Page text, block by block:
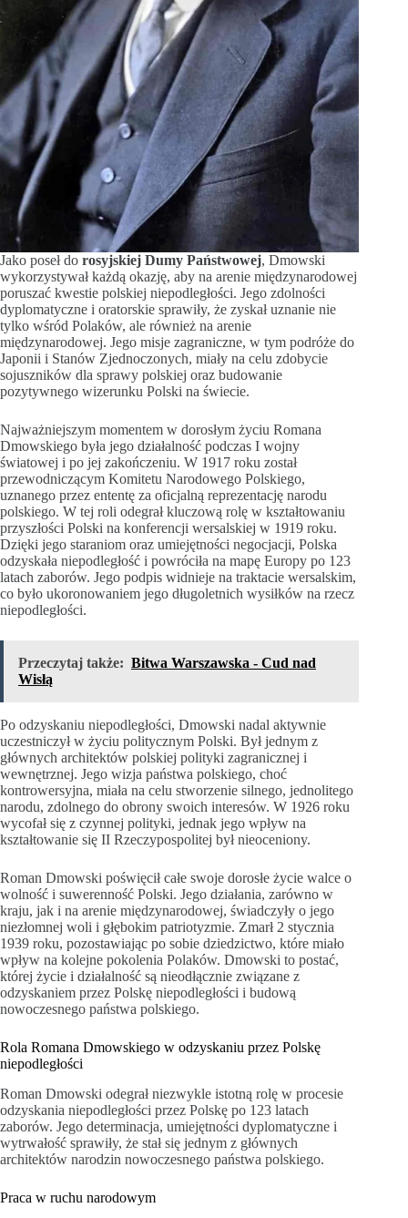
Jako poseł do rosyjskiej Dumy Państwowej, Dmowski
wykorzystywał każdą okazję, aby na arenie międzynarodowej
poruszać kwestie polskiej niepodległości. Jego zdolności
dyplomatyczne i oratorskie sprawiły, że zyskał uznanie nie
tylko wśród Polaków, ale również na arenie
międzynarodowej. Jego misje zagraniczne, w tym podróże do
Japonii i Stanów Zjednoczonych, miały na celu zdobycie
sojuszników dla sprawy polskiej oraz budowanie
pozytywnego wizerunku Polski na świecie.
Najważniejszym momentem w dorosłym życiu Romana
Dmowskiego była jego działalność podczas I wojny
światowej i po jej zakończeniu. W 1917 roku został
przewodniczącym Komitetu Narodowego Polskiego,
uznanego przez ententę za oficjalną reprezentację narodu
polskiego. W tej roli odegrał kluczową rolę w kształtowaniu
przyszłości Polski na konferencji wersalskiej w 1919 roku.
Dzięki jego staraniom oraz umiejętności negocjacji, Polska
odzyskała niepodległość i powróciła na mapę Europy po 123
latach zaborów. Jego podpis widnieje na traktacie wersalskim,
co było ukoronowaniem jego długoletnich wysiłków na rzecz
niepodległości.
Przeczytaj także: Bitwa Warszawska - Cud nad
Wisłą
Po odzyskaniu niepodległości, Dmowski nadal aktywnie
uczestniczył w życiu politycznym Polski. Był jednym z
głównych architektów polskiej polityki zagranicznej i
wewnętrznej. Jego wizja państwa polskiego, choć
kontrowersyjna, miała na celu stworzenie silnego, jednolitego
narodu, zdolnego do obrony swoich interesów. W 1926 roku
wycofał się z czynnej polityki, jednak jego wpływ na
kształtowanie się II Rzeczypospolitej był nieoceniony.
Roman Dmowski poświęcił całe swoje dorosłe życie walce o
wolność i suwerenność Polski. Jego działania, zarówno w
kraju, jak i na arenie międzynarodowej, świadczyły o jego
niezłomnej woli i głębokim patriotyzmie. Zmarł 2 stycznia
1939 roku, pozostawiając po sobie dziedzictwo, które miało
wpływ na kolejne pokolenia Polaków. Dmowski to postać,
której życie i działalność są nieodłącznie związane z
odzyskaniem przez Polskę niepodległości i budową
nowoczesnego państwa polskiego.
Rola Romana Dmowskiego w odzyskaniu przez Polskę
niepodległości
Roman Dmowski odegrał niezwykle istotną rolę w procesie
odzyskania niepodległości przez Polskę po 123 latach
zaborów. Jego determinacja, umiejętności dyplomatyczne i
wytrwałość sprawiły, że stał się jednym z głównych
architektów narodzin nowoczesnego państwa polskiego.
Praca w ruchu narodowym